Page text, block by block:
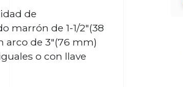
de
marrón de 1-1/2"(38
arco de 3"(76 mm)
o con llave